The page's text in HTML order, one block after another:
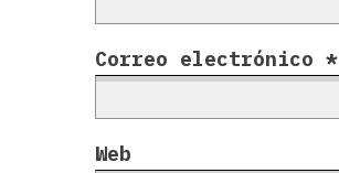
Correo electrónico*
Web